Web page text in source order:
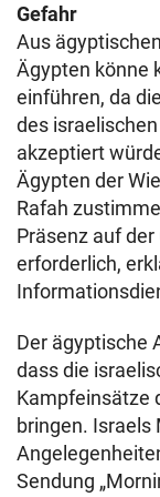
Gefahr
Aus
Ägypten könne
einführen, da
des
akzeptiert
Ägypten der
Rafah
Präsenz auf
erforderlich,
Der ägyptische
dass die
Kampfeinsätze
bringen.
Sendung